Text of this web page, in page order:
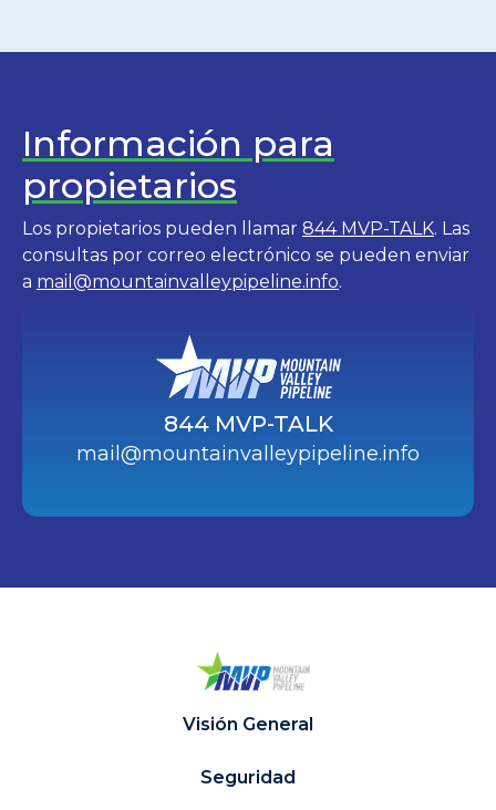
Información para
propietarios
Los propietarios pueden llamar 844 MVP-TALK. Las
consultas por correo electrónico se pueden enviar
a mail@mountainvalleypipeline.info.
844 MVP-TALK
mail@mountainvalleypipeline.info
Visión General
Seguridad